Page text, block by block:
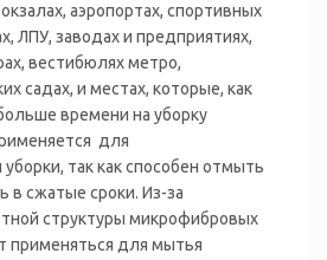
аэропортах, спортивных
ЛПУ, заводах и предприятиях,
вестибюлях метро,
садах, и местах, которые, как
времени на уборку
для
так как способен отмыть
в сжатые сроки. Из-за
структуры микрофибровых
применяться для мытья